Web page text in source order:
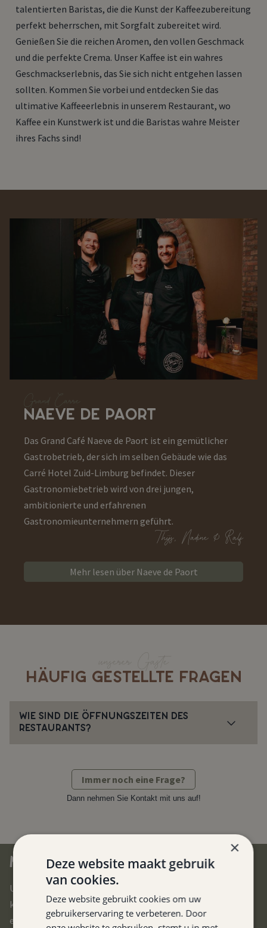
talentierten Baristas, die die Kunst der Kaffeezubereitung
perfekt beherrschen, mit Sorgfalt zubereitet wird.
Genießen Sie die reichen Aromen, den vollen Geschmack
und die perfekte Crema. Unser Kaffee ist ein wahres
Geschmackserlebnis, das Sie sich nicht entgehen lassen
sollten. Kommen Sie vorbei und entdecken Sie das
ultimative Kaffeeerlebnis in unserem Restaurant, wo
Kaffee ein Kunstwerk ist und die Baristas wahre Meister
ihres Fachs sind!
Grand Carré
NAEVE DE PAORT
Das Grand Café Naeve de Paort ist ein gemütlicher
Gastrobetrieb, der sich im selben Gebäude wie das
Carré Hotel Zuid-Limburg befindet. Dieser
Gastronomiebetrieb wird von drei jungen,
ambitionierte und erfahrenen
Gastronomieunternehmern geführt.
Thijs, Nadine & Ralf
Mehr lesen über Naeve de Paort
HÄUFIG GESTELLTE FRAGEN
WIE SIND DIE ÖFFNUNGSZEITEN DES
RESTAURANTS?
Immer noch eine Frage?
Dann nehmen Sie Kontakt mit uns auf!
MITTE IN SÜDLIMBURG
Unser Hotel befindet sich im Herzen von Südlimburg. Sie
können alle Ecken dieser schönen Region in kürzester Zeit
erreichen.
×
Deze website maakt gebruik
van cookies.
Deze website gebruikt cookies om uw
gebruikerservaring te verbeteren. Door